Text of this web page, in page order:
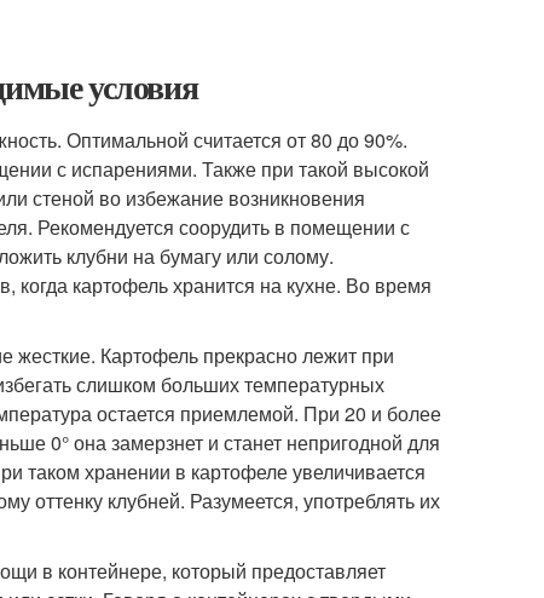
условия
Оптимальной считается от 80 до 90%.
с испарениями. Также при такой высокой
стеной во избежание возникновения
Рекомендуется соорудить в помещении с
клубни на бумагу или солому.
когда картофель хранится на кухне. Во время
жесткие. Картофель прекрасно лежит при
слишком больших температурных
остается приемлемой. При 20 и более
0° она замерзнет и станет непригодной для
таком хранении в картофеле увеличивается
оттенку клубней. Разумеется, употреблять их
в контейнере, который предоставляет